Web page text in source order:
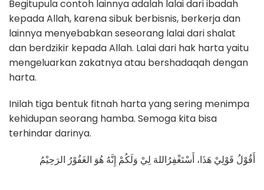
Begitupula contoh lainnya adalah lalai dari ibadah
kepada Allah, karena sibuk berbisnis, berkerja dan
lainnya menyebabkan seseorang lalai dari shalat
dan berdzikir kepada Allah. Lalai dari hak harta yaitu
mengeluarkan zakatnya atau bershadaqah dengan
harta.
Inilah tiga bentuk fitnah harta yang sering menimpa
kehidupan seorang hamba. Semoga kita bisa
terhindar darinya.
أَقُوْلُ قَوْلِيْ هَذَا، أَسْتَغْفِرُاللهَ لِيْ وَلَكُمْ إِنَّهُ هُوَ الغَفُوْرُ الرَحِيْمُ